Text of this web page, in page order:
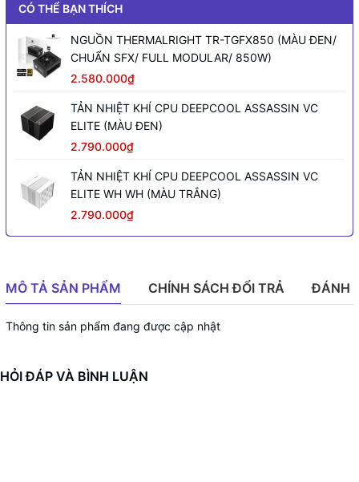
CÓ THỂ BẠN THÍCH
NGUỒN THERMALRIGHT TR-TGFX850 (MÀU ĐEN/
CHUẨN SFX/ FULL MODULAR/ 850W)
2.580.000₫
TẢN NHIỆT KHÍ CPU DEEPCOOL ASSASSIN VC
ELITE (MÀU ĐEN)
2.790.000₫
TẢN NHIỆT KHÍ CPU DEEPCOOL ASSASSIN VC
ELITE WH WH (MÀU TRẮNG)
2.790.000₫
MÔ TẢ SẢN PHẨM CHÍNH SÁCH ĐỔI TRẢ ĐÁNH
Thông tin sản phẩm đang được cập nhật
HỎI ĐÁP VÀ BÌNH LUẬN